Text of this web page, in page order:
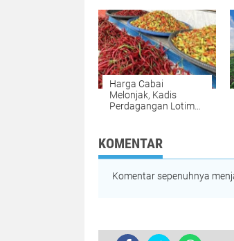
Harga Cabai
Melonjak, Kadis
Perdagangan Lotim
KOMENTAR
Komentar sepenuhnya